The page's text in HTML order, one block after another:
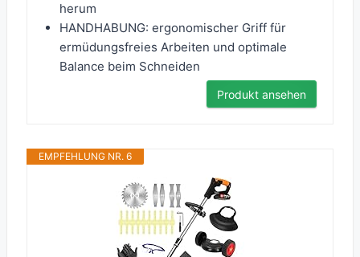
herum
HANDHABUNG: ergonomischer Griff für
ermüdungsfreies Arbeiten und optimale
Balance beim Schneiden
Produkt ansehen
EMPFEHLUNG NR. 6